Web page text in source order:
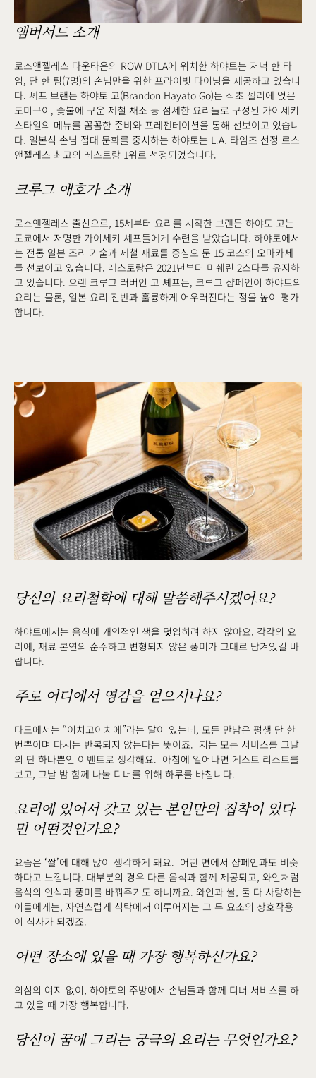
앰버서드 소개
로스앤젤레스 다운타운의 ROW DTLA에 위치한 하야토는 저녁 한 타
임, 단 한 팀(7명)의 손님만을 위한 프라이빗 다이닝을 제공하고 있습니
다. 셰프 브랜든 하야토 고(Brandon Hayato Go)는 식초 젤리에 얹은
도미구이, 숯불에 구운 제철 채소 등 섬세한 요리들로 구성된 가이세키
스타일의 메뉴를 꼼꼼한 준비와 프레젠테이션을 통해 선보이고 있습니
다. 일본식 손님 접대 문화를 중시하는 하야토는 L.A. 타임즈 선정 로스
앤젤레스 최고의 레스토랑 1위로 선정되었습니다.
크루그 애호가 소개
로스앤젤레스 출신으로, 15세부터 요리를 시작한 브랜든 하야토 고는
도쿄에서 저명한 가이세키 셰프들에게 수련을 받았습니다. 하야토에서
는 전통 일본 조리 기술과 제철 재료를 중심으 둔 15 코스의 오마카세
를 선보이고 있습니다. 레스토랑은 2021년부터 미쉐린 2스타를 유지하
고 있습니다. 오랜 크루그 러버인 고 셰프는, 크루그 샴페인이 하야토의
요리는 물론, 일본 요리 전반과 훌륭하게 어우러진다는 점을 높이 평가
합니다.
당신의 요리철학에 대해 말씀해주시겠어요?
하야토에서는 음식에 개인적인 색을 덧입히려 하지 않아요. 각각의 요
리에, 재료 본연의 순수하고 변형되지 않은 풍미가 그대로 담겨있길 바
랍니다.
주로 어디에서 영감을 얻으시나요?
다도에서는 “이치고이치에”라는 말이 있는데, 모든 만남은 평생 단 한
번뿐이며 다시는 반복되지 않는다는 뜻이죠. 저는 모든 서비스를 그날
의 단 하나뿐인 이벤트로 생각해요. 아침에 일어나면 게스트 리스트를
보고, 그날 밤 함께 나눌 디너를 위해 하루를 바칩니다.
요리에 있어서 갖고 있는 본인만의 집착이 있다
면 어떤것인가요?
요즘은 ‘쌀’에 대해 많이 생각하게 돼요. 어떤 면에서 샴페인과도 비슷
하다고 느낍니다. 대부분의 경우 다른 음식과 함께 제공되고, 와인처럼
음식의 인식과 풍미를 바꿔주기도 하니까요. 와인과 쌀, 둘 다 사랑하는
이들에게는, 자연스럽게 식탁에서 이루어지는 그 두 요소의 상호작용
이 식사가 되겠죠.
어떤 장소에 있을 때 가장 행복하신가요?
의심의 여지 없이, 하야토의 주방에서 손님들과 함께 디너 서비스를 하
고 있을 때 가장 행복합니다.
당신이 꿈에 그리는 궁극의 요리는 무엇인가요?